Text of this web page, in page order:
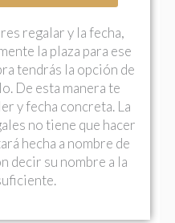
regalar y la fecha,
la plaza para ese
tendrás la opción de
De esta manera te
y fecha concreta. La
no tiene que hacer
hecha a nombre de
decir su nombre a la